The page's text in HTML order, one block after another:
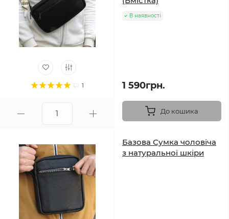
1
В наявності
1 590грн.
До кошика
Базова Сумка чоловіча
з натуральної шкіри